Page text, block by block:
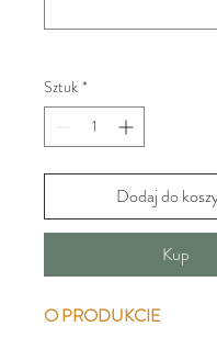
Sztuk *
Dodaj do
Kup
O PRODUKCIE